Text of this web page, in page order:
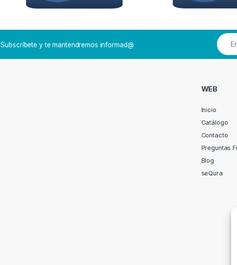
Subscríbete y te mantendremos informad@
WEB
Inicio
Catálogo
Contacto
Preguntas
Blog
seQura